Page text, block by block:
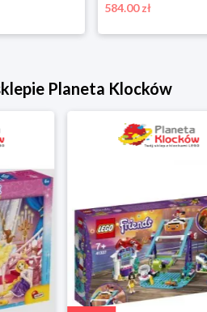
584.00 zł
Planeta Klocków